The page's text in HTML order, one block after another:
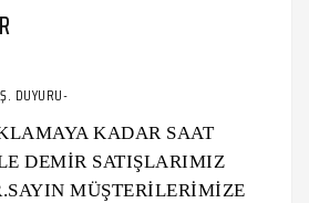
DUYURU-
KADAR SAAT
DEMİR SATIŞLARIMIZ
MÜŞTERİLERİMİZE